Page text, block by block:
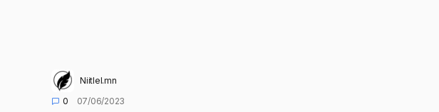
Niitlel.mn
0
07/06/2023